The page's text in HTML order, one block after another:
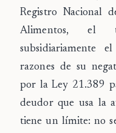
Registro Nacional
Alimentos, el
subsidiariamente
razones de su
por la Ley 21.389
deudor que usa la
tiene un límite: no